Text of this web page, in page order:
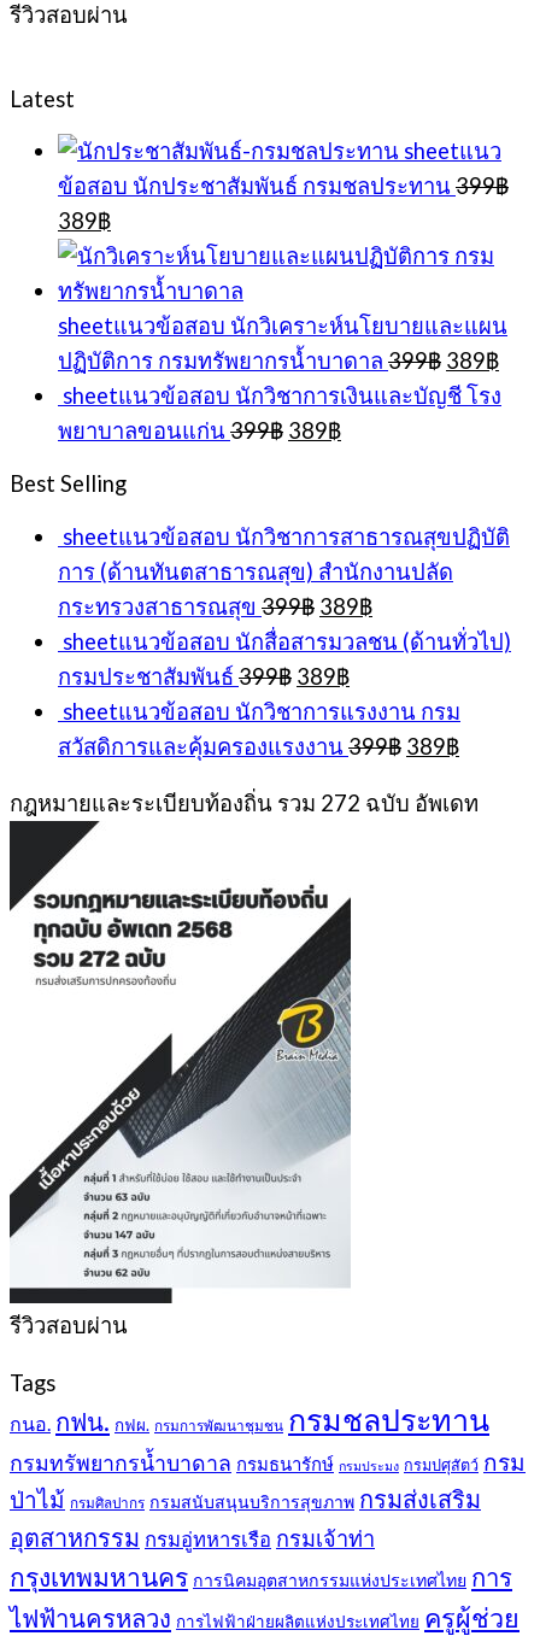
รีวิวสอบผ่าน
Latest
sheetแนว
ข้อสอบ นักประชาสัมพันธ์ กรมชลประทาน 399฿
Original
price
was:
399฿.
389฿Current
price
is:
389฿.
sheetแนวข้อสอบ นักวิเคราะห์นโยบายและแผน
ปฏิบัติการ กรมทรัพยากรน้ำบาดาล 399฿ Original
price
was:
389฿
is:
sheetแนวข้อสอบ นักวิชาการเงินและบัญชี โรง
พยาบาลขอนแก่น 399฿ Original
389฿Current
Best Selling
sheetแนวข้อสอบ นักวิชาการสาธารณสุขปฏิบัติ
การ (ด้านทันตสาธารณสุข) สำนักงานปลัด
กระทรวงสาธารณสุข 399฿ Original
was:
399฿.
389฿Current
price
is:
sheetแนวข้อสอบ นักสื่อสารมวลชน (ด้านทั่วไป)
กรมประชาสัมพันธ์ 399฿ Original
was:
399฿.
389฿Current
is:
389฿.
sheetแนวข้อสอบ นักวิชาการแรงงาน กรม
สวัสดิการและคุ้มครองแรงงาน 399฿ Original
was:
389฿Current
is:
กฎหมายและระเบียบท้องถิ่น รวม 272 ฉบับ อัพเดท
รีวิวสอบผ่าน
Tags
กนอ. กฟน. กฟผ. กรมการพัฒนาชุมชน กรมชลประทาน
กรมทรัพยากรน้ำบาดาล กรมธนารักษ์ กรมประมง กรมปศุสัตว์ กรม
ป่าไม้ กรมศิลปากร กรมสนับสนุนบริการสุขภาพ กรมส่งเสริม
อุตสาหกรรม กรมอู่ทหารเรือ กรมเจ้าท่า
กรุงเทพมหานคร การนิคมอุตสาหกรรมแห่งประเทศไทย การ
ไฟฟ้านครหลวง การไฟฟ้าฝ่ายผลิตแห่งประเทศไทย ครูผู้ช่วย